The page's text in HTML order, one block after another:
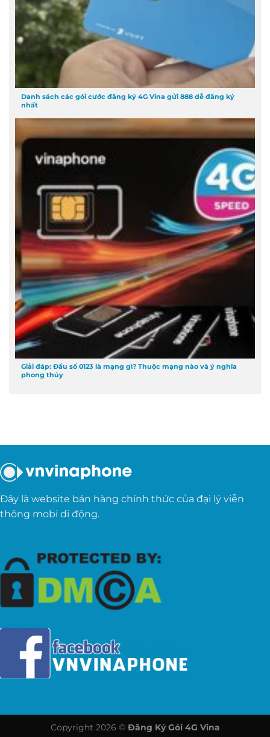
Danh sách các gói cước đăng ký 4G Vina gửi 888 dễ đăng ký
nhất
Giải đáp: Đầu số 0123 là mạng gì? Thuộc mạng nào và ý nghĩa
phong thủy
Đây là website bán hàng chính thức của đại lý viễn
thông mobi di động.
Copyright 2026 © Đăng Ký Gói 4G Vina